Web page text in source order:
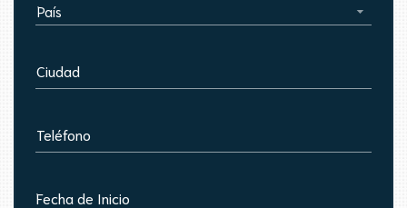
País
Ciudad
Teléfono
Fecha de Inicio